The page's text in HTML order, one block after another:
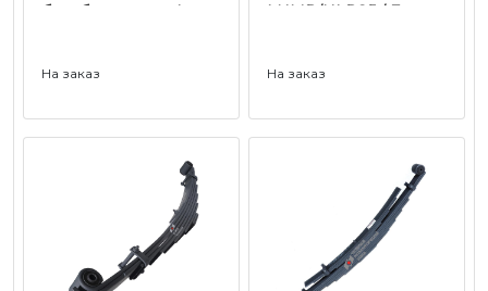
барабан. тормоз |
вала | FAG
На заказ
| NMR/NLR85 / Fuso
На заказ